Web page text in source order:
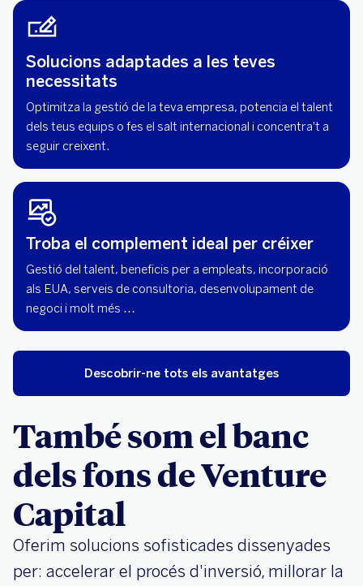
Solucions adaptades a les teves
necessitats
Optimitza la gestió de la teva empresa, potencia el talent
dels teus equips o fes el salt internacional i concentra't a
seguir creixent.
Troba el complement ideal per créixer
Gestió del talent, beneficis per a empleats, incorporació
als EUA, serveis de consultoria, desenvolupament de
negoci i molt més …
Descobrir-ne tots els avantatges
També som el banc
dels fons de Venture
Capital
Oferim solucions sofisticades dissenyades
per: accelerar el procés d'inversió, millorar la